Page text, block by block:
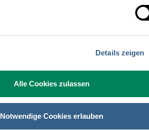
Details zeigen
Alle Cookies zulassen
Notwendige Cookies erlauben